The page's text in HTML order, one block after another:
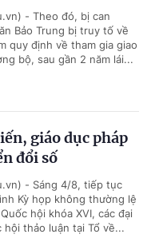
- Theo đó, bị can
Bảo Trung bị truy tố về
quy định về tham gia giao
bộ, sau gần 2 năm lái...
giáo dục pháp
đổi số
- Sáng 4/8, tiếp tục
Kỳ họp không thường lệ
hội khóa XVI, các đại
hội thảo luận tại Tổ về...